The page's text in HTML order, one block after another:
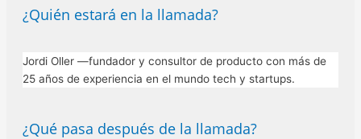
¿Quién estará en la llamada?
Jordi Oller —fundador y consultor de producto con más de
25 años de experiencia en el mundo tech y startups.
¿Qué pasa después de la llamada?